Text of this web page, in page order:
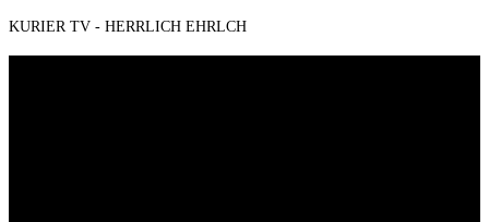
KURIER TV - HERRLICH EHRLCH